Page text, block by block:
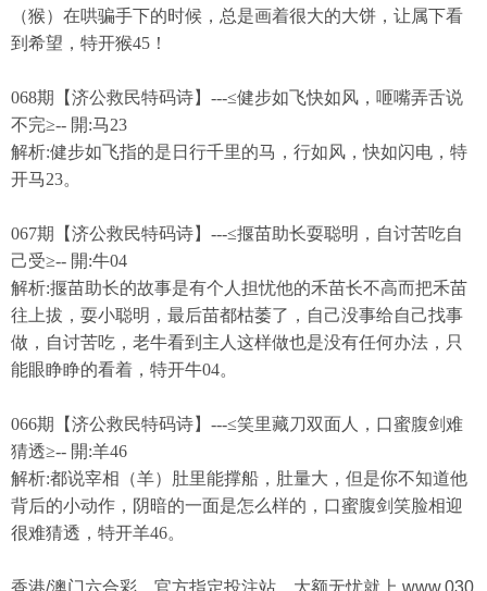
（猴）在哄骗手下的时候，总是画着很大的大饼，让属下看
到希望，特开猴45！
068期【济公救民特码诗】---≤健步如飞快如风，咂嘴弄舌说
不完≥-- 開:马23
解析:健步如飞指的是日行千里的马，行如风，快如闪电，特
开马23。
067期【济公救民特码诗】---≤揠苗助长耍聪明，自讨苦吃自
己受≥-- 開:牛04
解析:揠苗助长的故事是有个人担忧他的禾苗长不高而把禾苗
往上拔，耍小聪明，最后苗都枯萎了，自己没事给自己找事
做，自讨苦吃，老牛看到主人这样做也是没有任何办法，只
能眼睁睁的看着，特开牛04。
066期【济公救民特码诗】---≤笑里藏刀双面人，口蜜腹剑难
猜透≥-- 開:羊46
解析:都说宰相（羊）肚里能撑船，肚量大，但是你不知道他
背后的小动作，阴暗的一面是怎么样的，口蜜腹剑笑脸相迎
很难猜透，特开羊46。
香港/澳门六合彩，官方指定投注站，大额无忧就上 www.030